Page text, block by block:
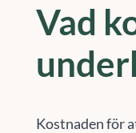
Vad
Kostnaden för